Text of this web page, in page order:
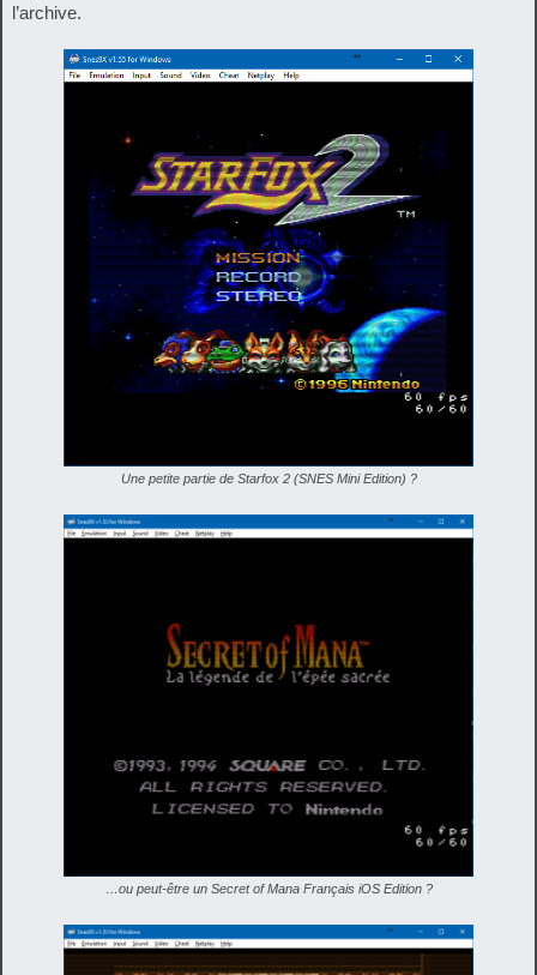
l’archive.
Une petite partie de Starfox 2 (SNES Mini Edition) ?
…ou peut-être un Secret of Mana Français iOS Edition ?